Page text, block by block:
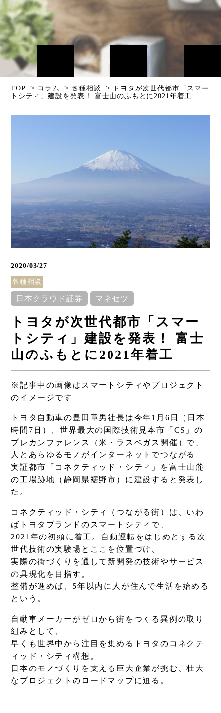
Column
コラム
TOP > コラム >各種相談 >
トヨタが次世代都市「スマー
トシティ」建設を発表！ 富士山のふもとに2021年着工
2020/03/27
各種相談
日本クラウド証券 マネセツ
トヨタが次世代都市「スマー
トシティ」建設を発表！ 富士
山のふもとに2021年着工
※記事中の画像はスマートシティやプロジェクト
のイメージです
トヨタ自動車の豊田章男社長は今年1月6日（日本
時間7日）、世界最大の国際技術見本市「CS」の
プレカンファレンス（米・ラスベガス開催）で、
人とあらゆるモノがインターネットでつながる
実証都市「コネクティッド・シティ」を富士山麓
の工場跡地（静岡県裾野市）に建設すると発表し
た。
コネクティッド・シティ（つながる街）は、いわ
ばトヨタブランドのスマートシティで、
2021年の初頭に着工。自動運転をはじめとする次
世代技術の実験場とここを位置づけ、
実際の街づくりを通して新開発の技術やサービス
の具現化を目指す。
整備が進めば、5年以内に人が住んで生活を始める
という。
自動車メーカーがゼロから街をつくる異例の取り
組みとして、
早くも世界中から注目を集めるトヨタのコネクテ
ィッド・シティ構想。
日本のモノづくりを支える巨大企業が挑む、壮大
なプロジェクトのロードマップに迫る。